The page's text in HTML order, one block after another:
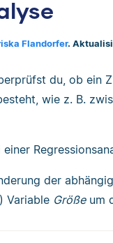
Flandorfer.
du, ob ein
wie z. B.
der
Variable Größeum